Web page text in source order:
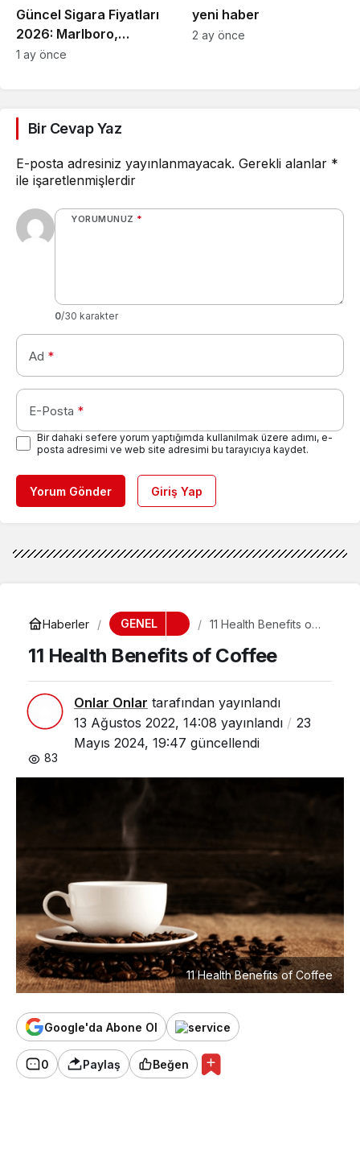
Güncel Sigara Fiyatları
2026: Marlboro,
Parliament, Winston,
1 ay önce
yeni haber
2 ay önce
Bir Cevap Yaz
E-posta adresiniz yayınlanmayacak. Gerekli alanlar *
ile işaretlenmişlerdir
YORUMUNUZ *
0/30 karakter
Ad *
E-Posta *
Bir dahaki sefere yorum yaptığımda kullanılmak üzere adımı, e-
posta adresimi ve web site adresimi bu tarayıcıya kaydet.
Yorum Gönder Giriş Yap
Haberler GENEL
11 Health Benefits of
11 Health Benefits of Coffee
Onlar Onlar tarafından yayınlandı
13 Ağustos 2022, 14:08 yayınlandı
23
Mayıs 2024, 19:47 güncellendi
83
11 Health Benefits of Coffee
Google'da Abone Ol
0 Paylaş Beğen